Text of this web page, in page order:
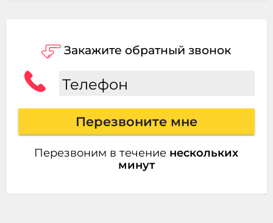
Закажите обратный звонок
Телефон
Перезвоните мне
Перезвоним в течение нескольких
минут